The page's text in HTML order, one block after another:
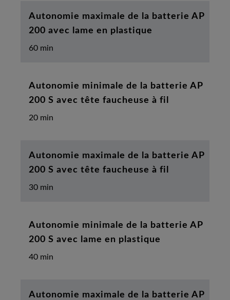
Autonomie maximale de la batterie AP
200 avec lame en plastique
60 min
Autonomie minimale de la batterie AP
200 S avec tête faucheuse à fil
20 min
Autonomie maximale de la batterie AP
200 S avec tête faucheuse à fil
30 min
Autonomie minimale de la batterie AP
200 S avec lame en plastique
40 min
Autonomie maximale de la batterie AP